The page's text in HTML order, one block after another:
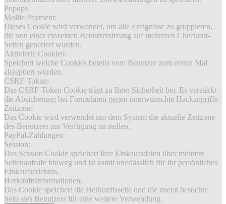
Popups
Mollie Payment:
Dieses Cookie wird verwendet, um alle Ereignisse zu gruppieren,
die von einer einzelnen Benutzersitzung auf mehreren Checkout-
Seiten generiert wurden.
Aktivierte Cookies:
Speichert welche Cookies bereits vom Benutzer zum ersten Mal
akzeptiert wurden.
CSRF-Token:
Das CSRF-Token Cookie trägt zu Ihrer Sicherheit bei. Es verstärkt
die Absicherung bei Formularen gegen unerwünschte Hackangriffe.
Zeitzone:
Das Cookie wird verwendet um dem System die aktuelle Zeitzone
des Benutzers zur Verfügung zu stellen.
PayPal-Zahlungen
Session:
Das Session Cookie speichert Ihre Einkaufsdaten über mehrere
Seitenaufrufe hinweg und ist somit unerlässlich für Ihr persönliches
Einkaufserlebnis.
Herkunftsinformationen:
Das Cookie speichert die Herkunftsseite und die zuerst besuchte
Seite des Benutzers für eine weitere Verwendung.